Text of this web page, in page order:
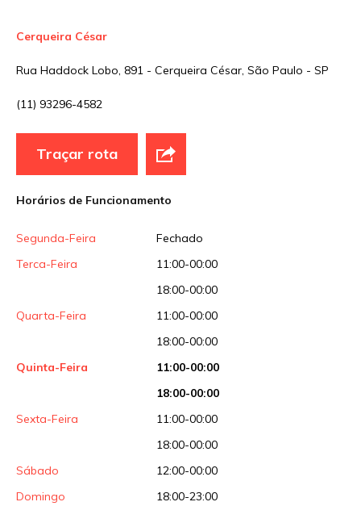
Cerqueira César
Rua Haddock Lobo, 891 - Cerqueira César, São Paulo - SP
(11) 93296-4582
Traçar rota
Horários de Funcionamento
Segunda-Feira
Fechado
Terca-Feira
11:00-00:00
18:00-00:00
Quarta-Feira
11:00-00:00
18:00-00:00
Quinta-Feira
11:00-00:00
18:00-00:00
Sexta-Feira
11:00-00:00
18:00-00:00
Sábado
12:00-00:00
Domingo
18:00-23:00